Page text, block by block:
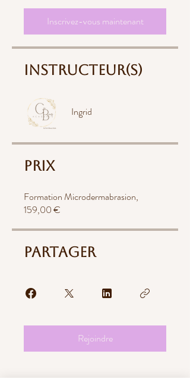
Inscrivez-vous maintenant
Instructeur(s)
Ingrid
Prix
Formation Microdermabrasion,
159,00 €
Partager
Rejoindre